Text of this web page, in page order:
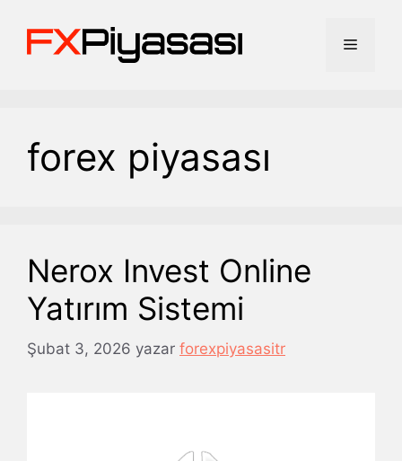
Menü
forex piyasası
Nerox Invest Online
Yatırım Sistemi
Şubat 3, 2026 yazar forexpiyasasitr